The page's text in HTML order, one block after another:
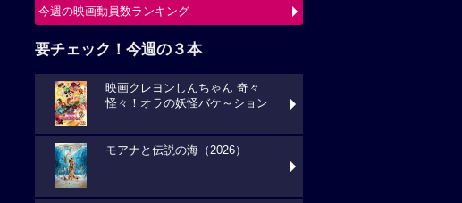
今週の映画動員数ランキング
要チェック！今週の３本
映画クレヨンしんちゃん 奇々
怪々！オラの妖怪バケ～ション
モアナと伝説の海（2026）